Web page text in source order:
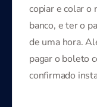
copiar e colar o
banco, e ter o
de uma hora.
pagar o boleto
confirmado